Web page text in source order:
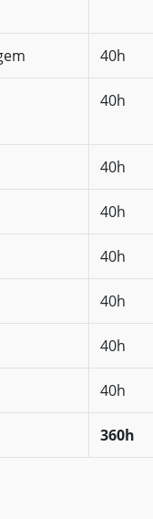
40h
40h
40h
40h
40h
40h
40h
40h
360h